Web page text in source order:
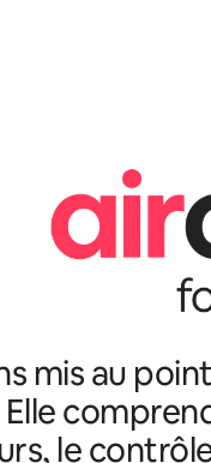
mis au
Elle
le